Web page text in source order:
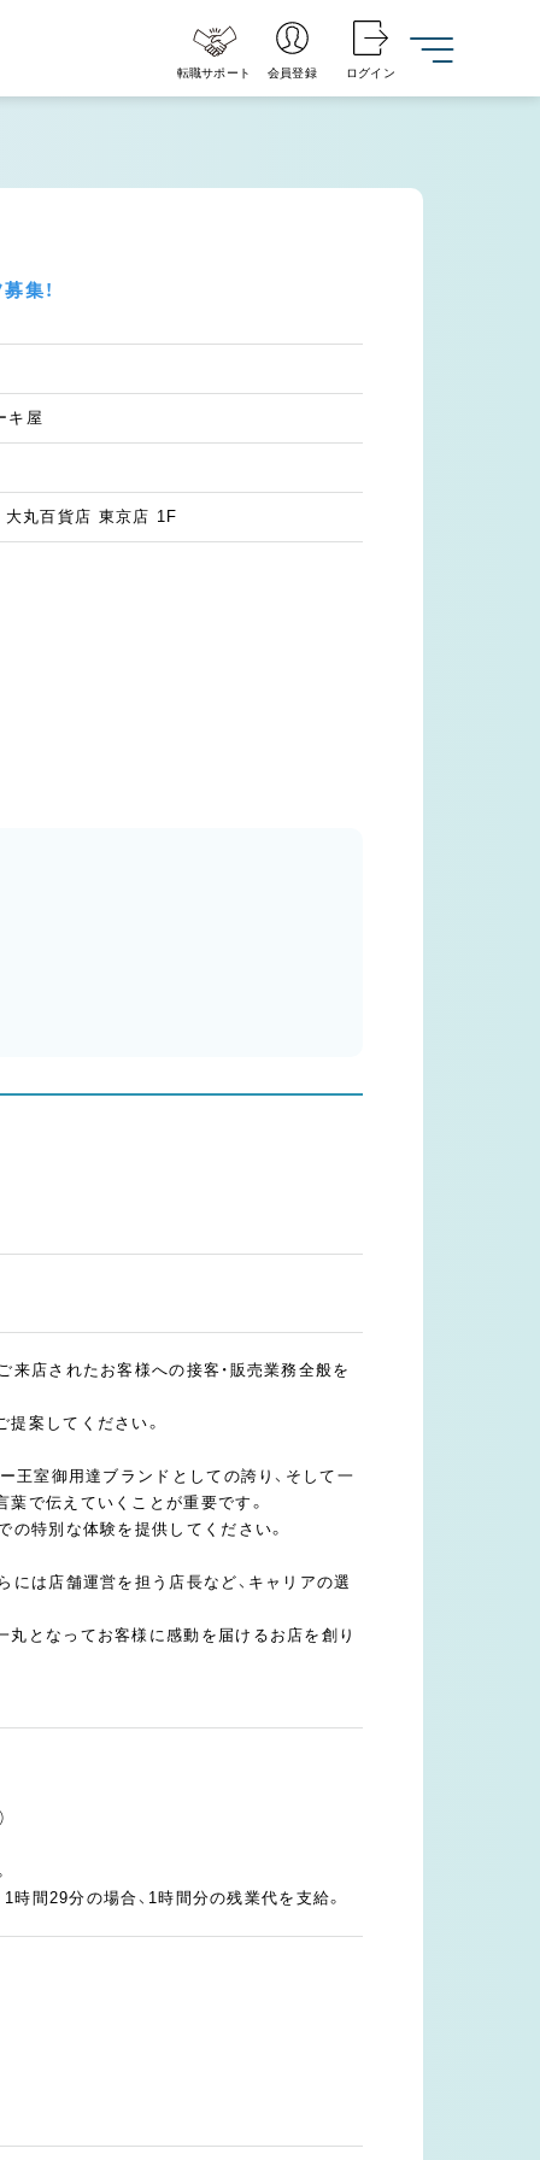
転職サポート 会員登録 ログイン
集！
キ屋
丸百貨店 東京店 1F
来店されたお客様への接客・販売業務全般を
案してください。
王室御用達ブランドとしての誇り、そして一
で伝えていくことが重要です。
の特別な体験を提供してください。
には店舗運営を担う店長など、キャリアの選
丸となってお客様に感動を届けるお店を創り
時間29分の場合、1時間分の残業代を支給。